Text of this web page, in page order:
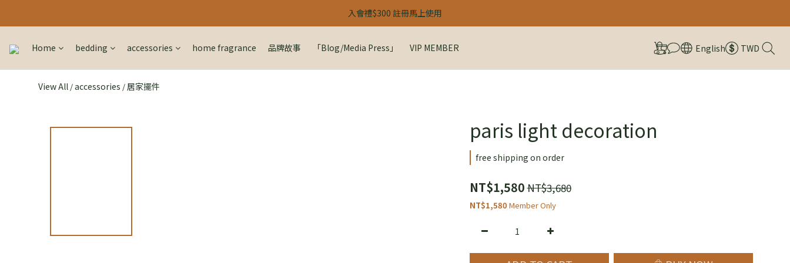
【 24H 快閃：春季雙人限定 】
入會禮$300 註冊馬上使用
Home bedding accessories home fragrance 品牌故事 「Blog/Media Press」 VIP MEMBER English TWD
View All /accessories /居家擺件
paris light decoration
free shipping on order
NT$1,580NT$3,680
NT$1,580 Member Only